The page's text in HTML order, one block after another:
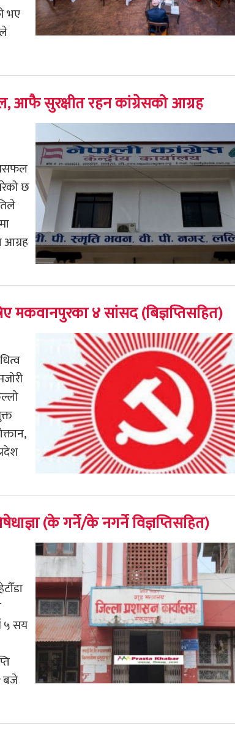
भए
आफै सुरक्षीत रहन कांग्रेसको आग्रह
असफल
छ
मकवानपुरका ४ सांसद (बिज्ञप्तिसहित)
(के गर्ने/के नगर्ने विज्ञप्तिसहित)
५ सय
बजे